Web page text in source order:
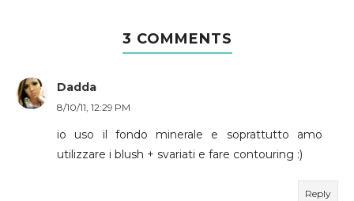
3 COMMENTS
Dadda
8/10/11, 12:29 PM
io uso il fondo minerale e soprattutto amo
utilizzare i blush + svariati e fare contouring :)
Reply